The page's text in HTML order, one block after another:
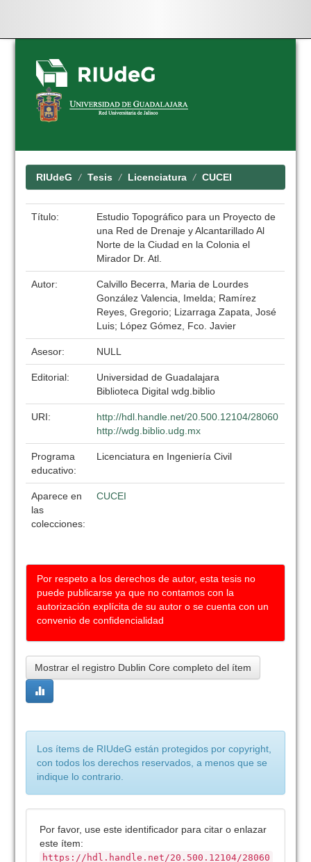
Skip
navigation
RIUdeG Tesis Licenciatura CUCEI
Título:
Estudio Topográfico para un Proyecto de
una Red de Drenaje y Alcantarillado Al
Norte de la Ciudad en la Colonia el
Mirador Dr. Atl.
Autor:
Calvillo Becerra, Maria de Lourdes
González Valencia, Imelda; Ramírez
Reyes, Gregorio; Lizarraga Zapata, José
Luis; López Gómez, Fco. Javier
Asesor: NULL
Editorial:
Universidad de Guadalajara
Biblioteca Digital wdg.biblio
URI:
http://hdl.handle.net/20.500.12104/28060
http://wdg.biblio.udg.mx
Programa
educativo:
Licenciatura en Ingeniería Civil
Aparece en
las
colecciones:
CUCEI
Por respeto a los derechos de autor, esta tesis no
puede publicarse ya que no contamos con la
autorización explícita de su autor o se cuenta con un
convenio de confidencialidad
Mostrar el registro Dublin Core completo del ítem
Los ítems de RIUdeG están protegidos por copyright,
con todos los derechos reservados, a menos que se
indique lo contrario.
Por favor, use este identificador para citar o enlazar
este ítem:
https://hdl.handle.net/20.500.12104/28060